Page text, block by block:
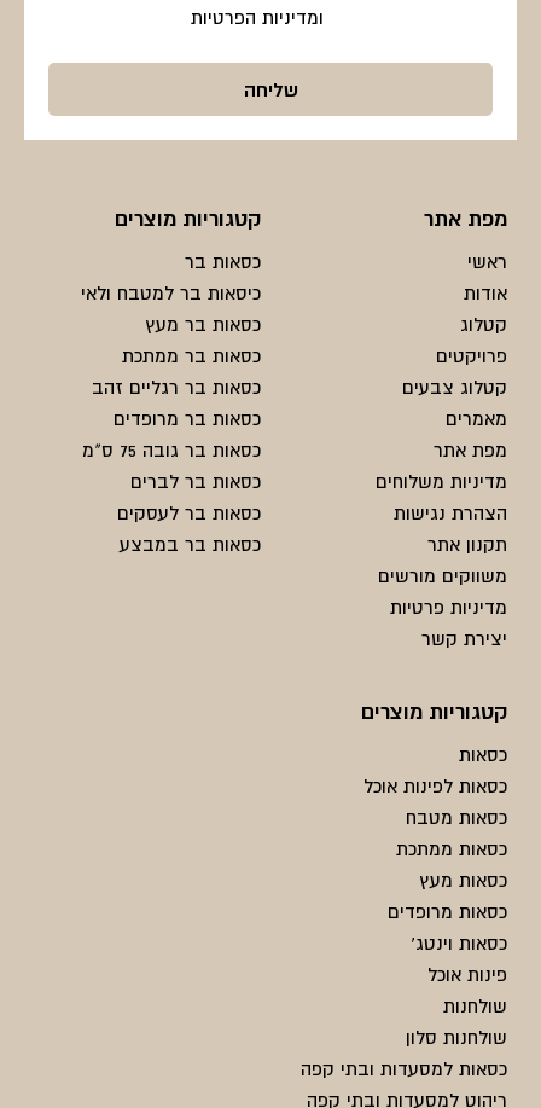
מפת אתר
ראשי
אודות
קטלוג
פרויקטים
קטלוג צבעים
מאמרים
מפת אתר
מדיניות משלוחים
הצהרת נגישות
תקנון אתר
משווקים מורשים
מדיניות פרטיות
יצירת קשר
קטגוריות מוצרים
כסאות בר
כיסאות בר למטבח ולאי
כסאות בר מעץ
כסאות בר ממתכת
כסאות בר רגליים זהב
כסאות בר מרופדים
כסאות בר גובה 75 ס"מ
כסאות בר לברים
כסאות בר לעסקים
כסאות בר במבצע
קטגוריות מוצרים
כסאות
כסאות לפינות אוכל
כסאות מטבח
כסאות ממתכת
כסאות מעץ
כסאות מרופדים
כסאות וינטג'
פינות אוכל
שולחנות
שולחנות סלון
כסאות למסעדות ובתי קפה
ריהוט למסעדות ובתי קפה
ומדיניות הפרטיות